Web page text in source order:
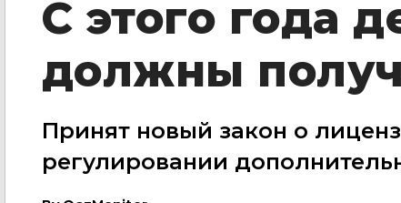
С этого года
должны
Принят новый закон о
регулировании